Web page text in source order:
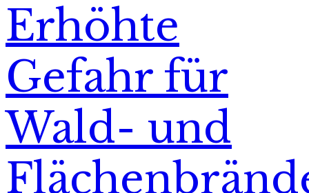
Erhöhte
Gefahr für
Wald- und